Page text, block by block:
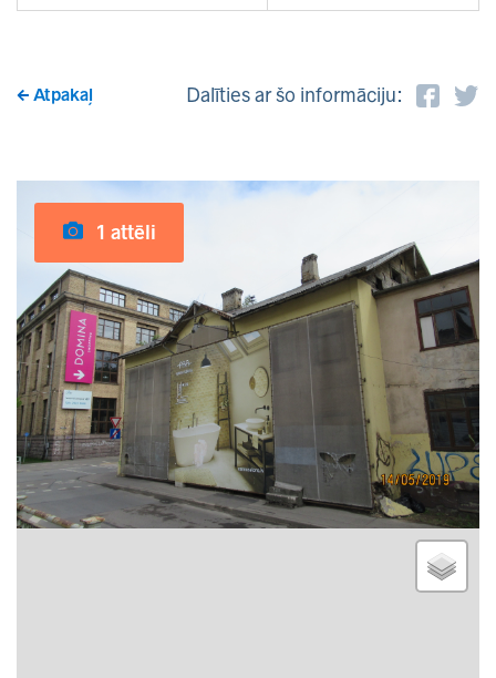
Atpakaļ Dalīties ar šo informāciju:
1 attēli